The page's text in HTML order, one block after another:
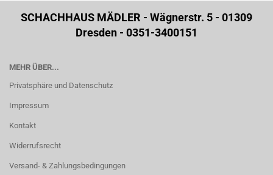
SCHACHHAUS MÄDLER - Wägnerstr. 5 - 01309
Dresden - 0351-3400151
MEHR ÜBER...
Privatsphäre und Datenschutz
Impressum
Kontakt
Widerrufsrecht
Versand- & Zahlungsbedingungen